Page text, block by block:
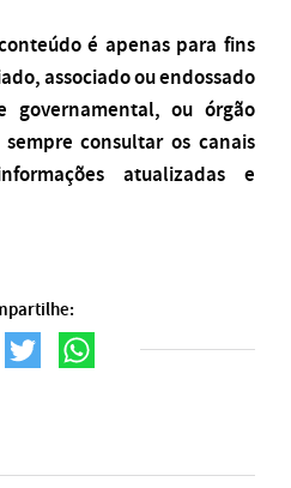
é apenas para fins
associado ou endossado
governamental, ou órgão
consultar os canais
atualizadas e